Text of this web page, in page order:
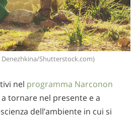
Shutterstock.com)
nel programma Narconon
tornare nel presente e a
dell’ambiente in cui si